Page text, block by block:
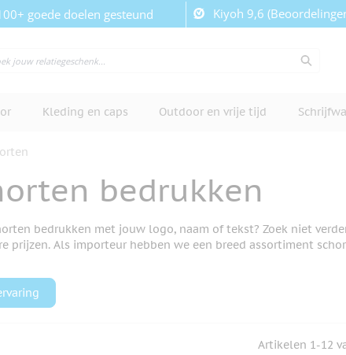
goede doelen gesteund Kiyoh 9,6
Kleding en caps Outdoor en vrije tijd
bedrukken
bedrukken met jouw logo, naam of tekst? Zoek niet
prijzen. Als importeur hebben we een breed assortiment
Artikelen 1-12